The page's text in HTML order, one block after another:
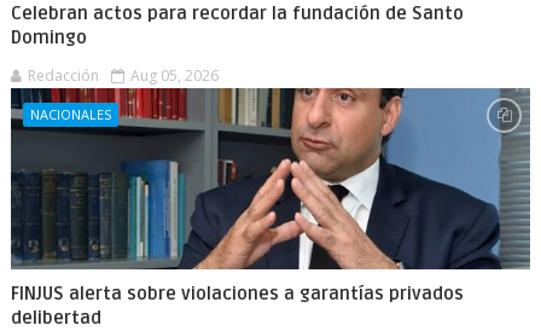
Celebran actos para recordar la fundación de Santo
Domingo
Redacción Aug 05, 2026
NACIONALES
FINJUS alerta sobre violaciones a garantías privados
delibertad